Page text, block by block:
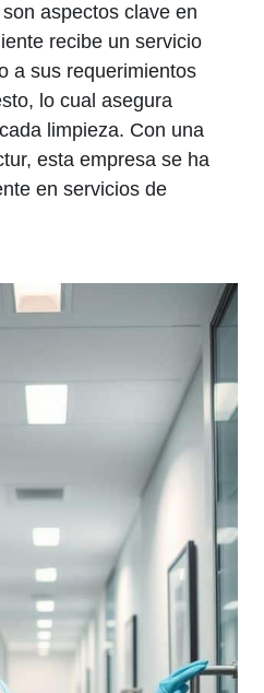
aspectos clave en
recibe un servicio
a sus requerimientos
lo cual asegura
limpieza. Con una
esta empresa se ha
en servicios de